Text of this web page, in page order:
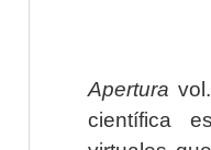
Apertura
científica